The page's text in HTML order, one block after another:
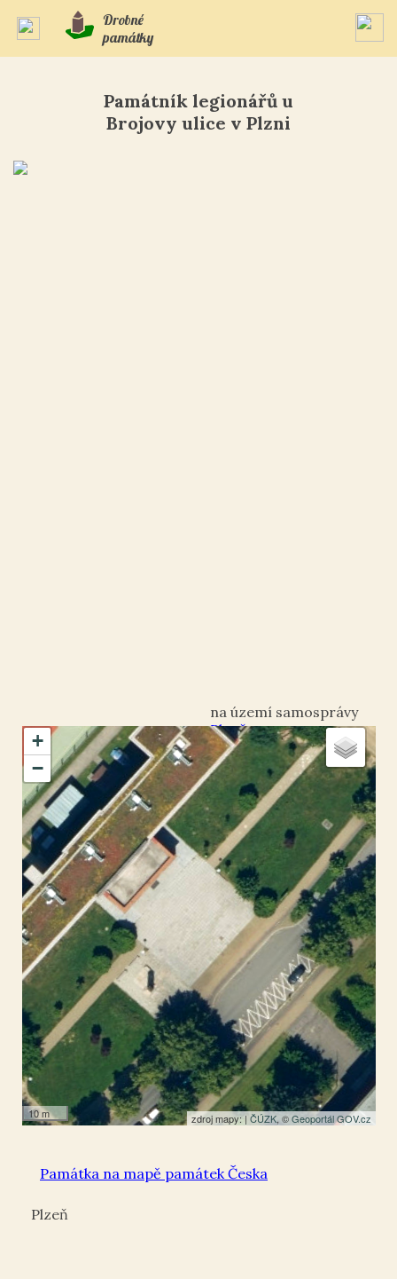
Drobné
památky
Památník legionářů u
Brojovy ulice v Plzni
+
−
10 m zdroj mapy: | ČÚZK, ©Geoportál GOV.cz
Plzeň
okres Plzeň-město
Plzeň
49.728762, 13.405216
Památník
Památka na mapě památek Česka
Plzeň